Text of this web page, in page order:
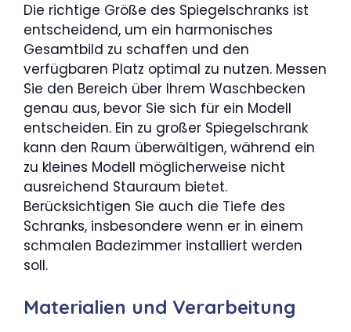
Die richtige Größe des Spiegelschranks ist
entscheidend, um ein harmonisches
Gesamtbild zu schaffen und den
verfügbaren Platz optimal zu nutzen. Messen
Sie den Bereich über Ihrem Waschbecken
genau aus, bevor Sie sich für ein Modell
entscheiden. Ein zu großer Spiegelschrank
kann den Raum überwältigen, während ein
zu kleines Modell möglicherweise nicht
ausreichend Stauraum bietet.
Berücksichtigen Sie auch die Tiefe des
Schranks, insbesondere wenn er in einem
schmalen Badezimmer installiert werden
soll.
Materialien und Verarbeitung